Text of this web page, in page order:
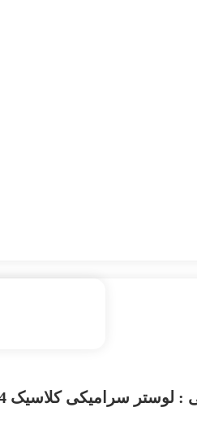
: لوستر سرامیکی کلاسیک L1185-4 | هنر اصیل روشنایی با نقوش طلایی | لوسترسازان